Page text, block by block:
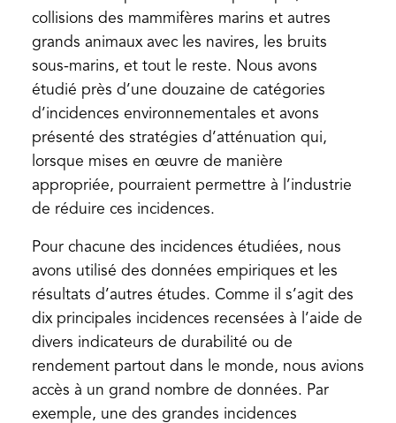
collisions des mammifères marins et autres
grands animaux avec les navires, les bruits
sous-marins, et tout le reste. Nous avons
étudié près d’une douzaine de catégories
d’incidences environnementales et avons
présenté des stratégies d’atténuation qui,
lorsque mises en œuvre de manière
appropriée, pourraient permettre à l’industrie
de réduire ces incidences.
Pour chacune des incidences étudiées, nous
avons utilisé des données empiriques et les
résultats d’autres études. Comme il s’agit des
dix principales incidences recensées à l’aide de
divers indicateurs de durabilité ou de
rendement partout dans le monde, nous avions
accès à un grand nombre de données. Par
exemple, une des grandes incidences